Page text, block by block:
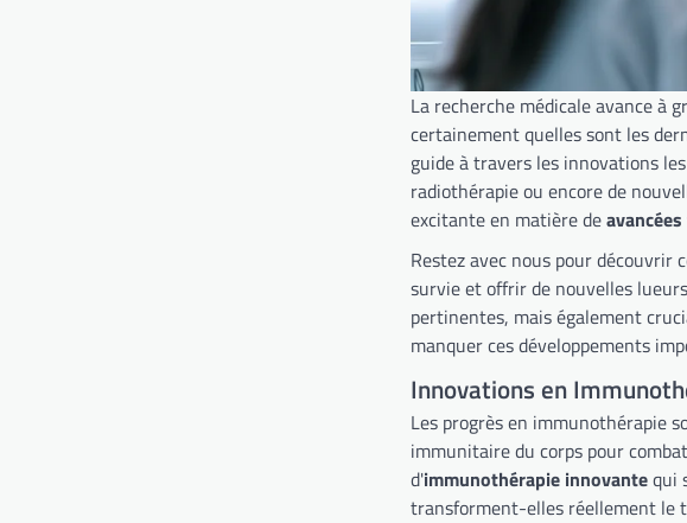
La recherche médicale avance à
certainement quelles sont les
guide à travers les innovations
radiothérapie ou encore de
excitante en matière de
Restez avec nous pour
survie et offrir de nouvelles
pertinentes, mais également
manquer ces développements
Innovations en
Les progrès en immunothérapie
immunitaire du corps pour
d'immunothérapie innovantequi
transforment-elles réellement le